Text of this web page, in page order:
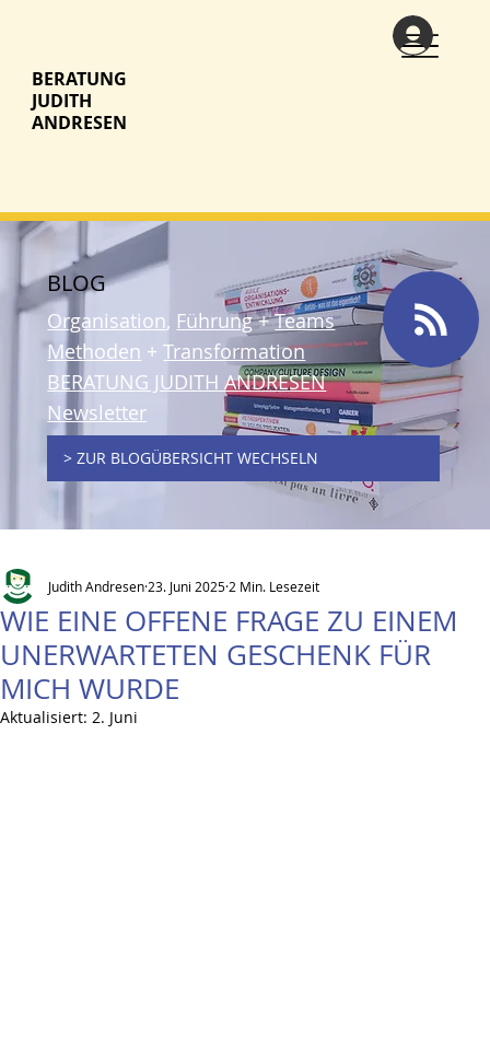
BERATUNG
JUDITH
ANDRESEN
BLOG
Organisation, Führung+Teams
Methoden +Transformation
BERATUNG JUDITH ANDRESEN
Newsletter
> ZUR BLOGÜBERSICHT WECHSELN
WIE EINE OFFENE FRAGE ZU EINEM
UNERWARTETEN GESCHENK FÜR
MICH WURDE
Judith Andresen 23. Juni 2025 2 Min. Lesezeit
Aktualisiert: 2. Juni